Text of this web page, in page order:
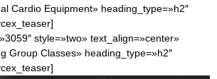
Cardio Equipment» heading_type=»h2″
style=»two» text_align=»center»
Group Classes» heading_type=»h2″